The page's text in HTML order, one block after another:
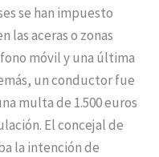
se han impuesto
las aceras o zonas
móvil y una última
un conductor fue
multa de 1.500 euros
El concejal de
la intención de